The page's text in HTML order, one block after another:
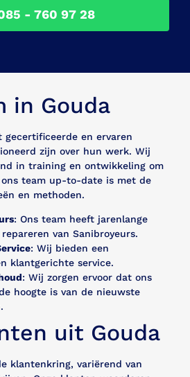
- 760 97 28
in Gouda
gecertificeerde en ervaren
zijn over hun werk. Wij
in training en ontwikkeling om
team up-to-date is met de
en methoden.
: Ons team heeft jarenlange
van Sanibroyeurs.
: Wij bieden een
klantgerichte service.
: Wij zorgen ervoor dat ons
hoogte is van de nieuwste
uit Gouda
klantenkring, variërend van